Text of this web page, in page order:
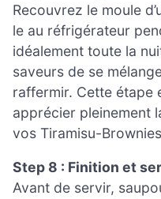
Recouvrez le moule
le au réfrigérateur
idéalement toute la
saveurs de se
raffermir. Cette étape
apprécier pleinement
vos Tiramisu-
Step 8 : Finition et
Avant de servir,